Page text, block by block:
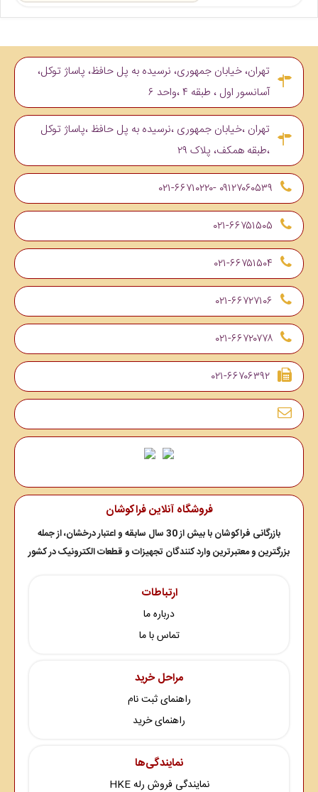
تهران، خیابان جمهوری، نرسیده به پل حافظ، پاساژ توکل،
آسانسور اول ، طبقه ۴ ،واحد ۶
تهران ،خیابان جمهوری ،نرسیده به پل حافظ ،پاساژ توکل
،طبقه همکف، پلاک ۲۹
۰۹۱۲۷۰۶۰۵۳۹ -۰۲۱-۶۶۷۱۰۲۲۰
۰۲۱-۶۶۷۵۱۵۰۵
۰۲۱-۶۶۷۵۱۵۰۴
۰۲۱-۶۶۷۲۷۱۰۶
۰۲۱-۶۶۷۲۰۷۷۸
۰۲۱-۶۶۷۰۶۳۹۲
فروشگاه آنلاین فراکوشان
بازرگانی فراکوشان با بیش از 30 سال سابقه و اعتبار درخشان، از جمله
بزرگترین و معتبرترین وارد کنندگان تجهیزات و قطعات الکترونیک در کشور
ارتباطات
درباره ما
تماس با ما
مراحل خرید
راهنمای ثبت نام
راهنمای خرید
نمایندگی‌ها
نمایندگی فروش رله HKE